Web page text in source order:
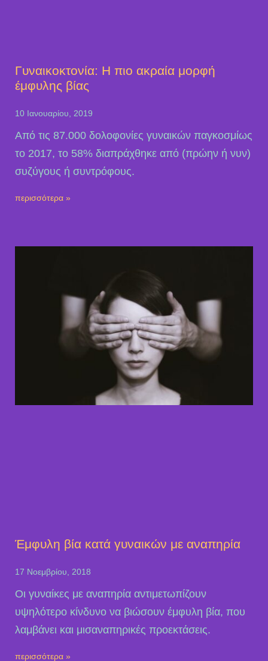
Γυναικοκτονία: Η πιο ακραία μορφή
έμφυλης βίας
10 Ιανουαρίου, 2019
Από τις 87.000 δολοφονίες γυναικών παγκοσμίως
το 2017, το 58% διαπράχθηκε από (πρώην ή νυν)
συζύγους ή συντρόφους.
περισσότερα »
Έμφυλη βία κατά γυναικών με αναπηρία
17 Νοεμβρίου, 2018
Oι γυναίκες με αναπηρία αντιμετωπίζουν
υψηλότερο κίνδυνο να βιώσουν έμφυλη βία, που
λαμβάνει και μισαναπηρικές προεκτάσεις.
περισσότερα »